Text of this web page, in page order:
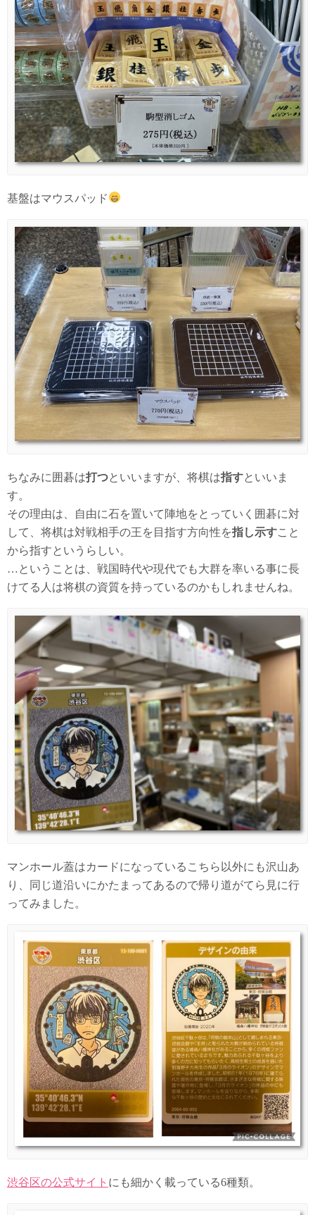
基盤はマウスパッド
ちなみに囲碁は打つといいますが、将棋は指すといいま
す。
その理由は、自由に石を置いて陣地をとっていく囲碁に対
して、将棋は対戦相手の王を目指す方向性を指し示すこと
から指すというらしい。
…ということは、戦国時代や現代でも大群を率いる事に長
けてる人は将棋の資質を持っているのかもしれませんね。
マンホール蓋はカードになっているこちら以外にも沢山あ
り、同じ道沿いにかたまってあるので帰り道がてら見に行
ってみました。
渋谷区の公式サイト にも細かく載っている6種類。